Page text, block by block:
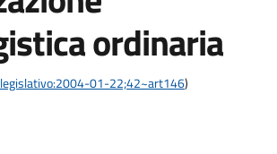
ordinaria
01-22;42~art146)